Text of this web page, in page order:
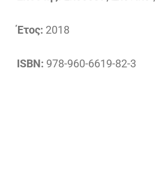
Έτος: 2018
ISBN: 978-960-6619-82-3